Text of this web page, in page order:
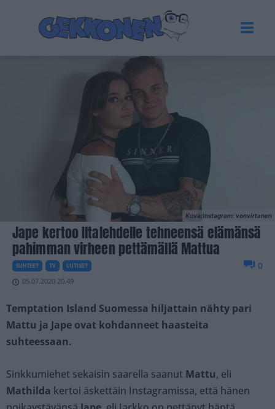
Kuva:Instagram: vonvirtanen
Jape kertoo Iltalehdelle tehneensä elämänsä
pahimman virheen pettämällä Mattua
SUHTEET TV UUTISET
05.07.2020 20.49
0
Temptation Island Suomessa hiljattain nähty pari
Mattu ja Jape ovat kohdanneet haasteita
suhteessaan.
Sinkkumiehet sekaisin saarella saanut Mattu, eli
Mathilda kertoi äskettäin Instagramissa, että hänen